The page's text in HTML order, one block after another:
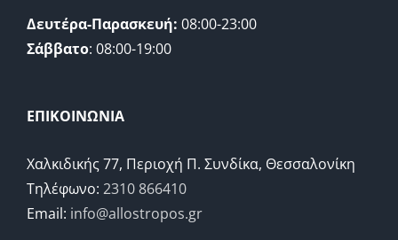
Δευτέρα-Παρασκευή: 08:00-23:00
Σάββατο: 08:00-19:00
ΕΠΙΚΟΙΝΩΝΙΑ
Χαλκιδικής 77, Περιοχή Π. Συνδίκα, Θεσσαλονίκη
Τηλέφωνο: 2310 866410
Email: info@allostropos.gr